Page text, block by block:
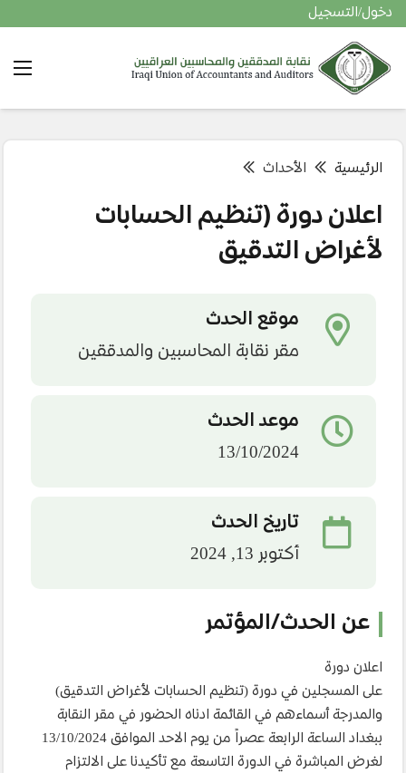
دخول/التسجيل
الرئيسية الأحداث
اعلان دورة (تنظيم الحسابات
لأغراض التدقيق
موقع الحدث
مقر نقابة المحاسبين والمدققين
موعد الحدث
13/10/2024
تاريخ الحدث
أكتوبر 13, 2024
عن الحدث/المؤتمر
اعلان دورة
على المسجلين في دورة (تنظيم الحسابات لأغراض التدقيق)
والمدرجة أسماءهم في القائمة ادناه الحضور في مقر النقابة
ببغداد الساعة الرابعة عصراً من يوم الاحد الموافق 13/10/2024
لغرض المباشرة في الدورة التاسعة مع تأكيدنا على الالتزام